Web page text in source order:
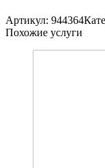
Артикул: 944364
Похожие услуги